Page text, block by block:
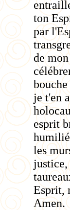
ton
par
de
je t'en
esprit
les
Esprit,
Amen.